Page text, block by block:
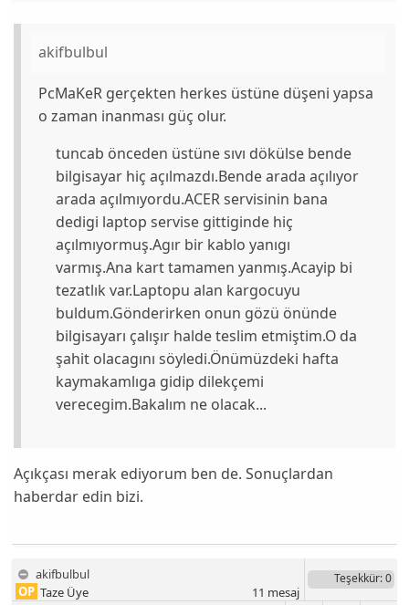
akifbulbul
PcMaKeR gerçekten herkes üstüne düşeni yapsa
o zaman inanması güç olur.
tuncab önceden üstüne sıvı dökülse bende
bilgisayar hiç açılmazdı.Bende arada açılıyor
arada açılmıyordu.ACER servisinin bana
dedigi laptop servise gittiginde hiç
açılmıyormuş.Agır bir kablo yanıgı
varmış.Ana kart tamamen yanmış.Acayip bi
tezatlık var.Laptopu alan kargocuyu
buldum.Gönderirken onun gözü önünde
bilgisayarı çalışır halde teslim etmiştim.O da
şahit olacagını söyledi.Önümüzdeki hafta
kaymakamlıga gidip dilekçemi
verecegim.Bakalım ne olacak...
Açıkçası merak ediyorum ben de. Sonuçlardan
haberdar edin bizi.
akifbulbul
OP Taze Üye
Teşekkür: 0
11 mesaj